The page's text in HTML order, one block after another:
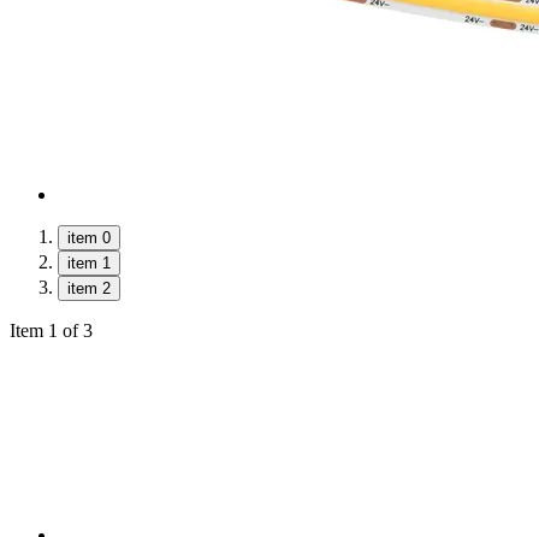
item 0
item 1
item 2
Item 1 of 3